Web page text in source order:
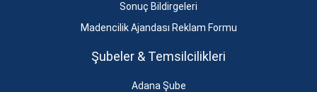
Sonuç Bildirgeleri
Madencilik Ajandası Reklam Formu
Şubeler & Temsilcilikleri
Adana Şube